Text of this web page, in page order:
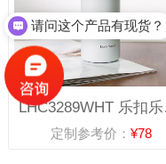
定制参考价：¥78
请问这个产品有现货？